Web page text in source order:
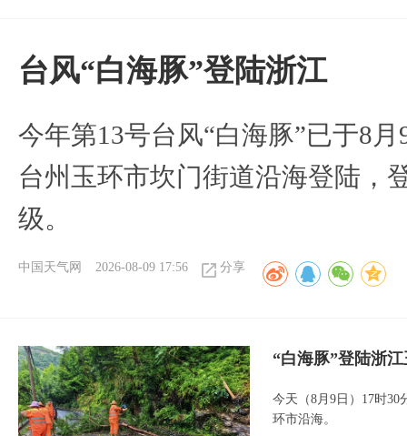
台风“白海豚”登陆浙江
今年第13号台风“白海豚”已于8
台州玉环市坎门街道沿海登陆，
级。
中国天气网 2026-08-09 17:56 分享
“白海豚”登陆浙
今天（8月9日）17时30
环市沿海。